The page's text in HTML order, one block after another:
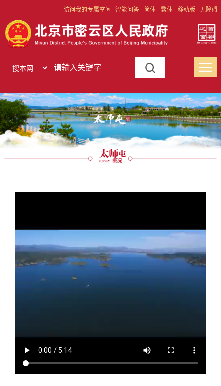
访问我的专属空间 智能问答 简体 繁体 移动版 无障碍